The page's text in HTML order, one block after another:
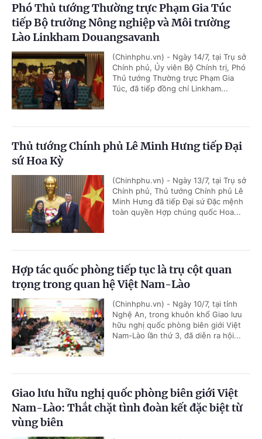
Phó Thủ tướng Thường trực Phạm Gia Túc
tiếp Bộ trưởng Nông nghiệp và Môi trường
Lào Linkham Douangsavanh
(Chinhphu.vn) - Ngày 14/7, tại Trụ sở
Chính phủ, Ủy viên Bộ Chính trị, Phó
Thủ tướng Thường trực Phạm Gia
Túc, đã tiếp đồng chí Linkham...
Thủ tướng Chính phủ Lê Minh Hưng tiếp Đại
sứ Hoa Kỳ
(Chinhphu.vn) - Ngày 13/7, tại Trụ sở
Chính phủ, Thủ tướng Chính phủ Lê
Minh Hưng đã tiếp Đại sứ Đặc mệnh
toàn quyền Hợp chúng quốc Hoa...
Hợp tác quốc phòng tiếp tục là trụ cột quan
trọng trong quan hệ Việt Nam-Lào
(Chinhphu.vn) - Ngày 10/7, tại tỉnh
Nghệ An, trong khuôn khổ Giao lưu
hữu nghị quốc phòng biên giới Việt
Nam-Lào lần thứ 3, đã diễn ra hội...
Giao lưu hữu nghị quốc phòng biên giới Việt
Nam-Lào: Thắt chặt tình đoàn kết đặc biệt từ
vùng biên